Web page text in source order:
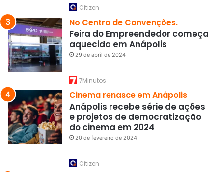
Citizen
No Centro de Convenções.
Feira do Empreendedor começa
aquecida em Anápolis
29 de abril de 2024
7Minutos
Cinema renasce em Anápolis
Anápolis recebe série de ações
e projetos de democratização
do cinema em 2024
20 de fevereiro de 2024
Citizen